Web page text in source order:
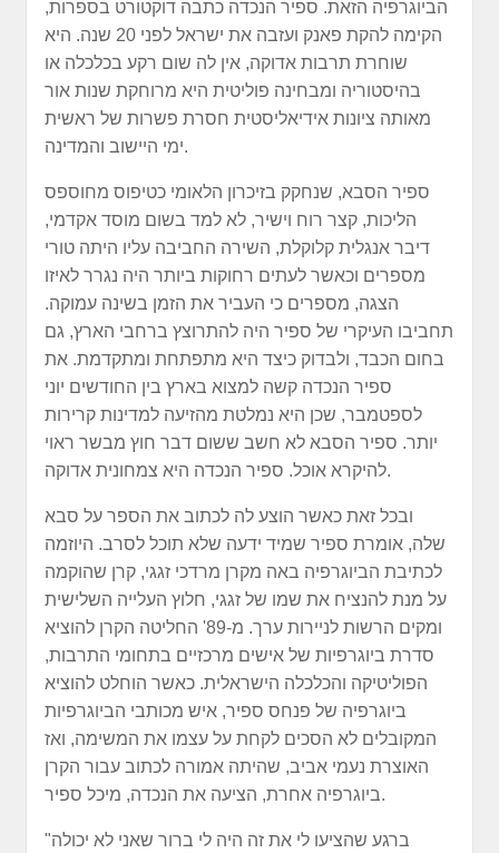
הביוגרפיה הזאת. ספיר הנכדה כתבה דוקטורט בספרות,
הקימה להקת פאנק ועזבה את ישראל לפני 20 שנה. היא
שוחרת תרבות אדוקה, אין לה שום רקע בכלכלה או
בהיסטוריה ומבחינה פוליטית היא מרוחקת שנות אור
מאותה ציונות אידיאליסטית חסרת פשרות של ראשית
ימי היישוב והמדינה.
ספיר הסבא, שנחקק בזיכרון הלאומי כטיפוס מחוספס
הליכות, קצר רוח וישיר, לא למד בשום מוסד אקדמי,
דיבר אנגלית קלוקלת, השירה החביבה עליו היתה טורי
מספרים וכאשר לעתים רחוקות ביותר היה נגרר לאיזו
הצגה, מספרים כי העביר את הזמן בשינה עמוקה.
תחביבו העיקרי של ספיר היה להתרוצץ ברחבי הארץ, גם
בחום הכבד, ולבדוק כיצד היא מתפתחת ומתקדמת. את
ספיר הנכדה קשה למצוא בארץ בין החודשים יוני
לספטמבר, שכן היא נמלטת מהזיעה למדינות קרירות
יותר. ספיר הסבא לא חשב ששום דבר חוץ מבשר ראוי
להיקרא אוכל. ספיר הנכדה היא צמחונית אדוקה.
ובכל זאת כאשר הוצע לה לכתוב את הספר על סבא
שלה, אומרת ספיר שמיד ידעה שלא תוכל לסרב. היוזמה
לכתיבת הביוגרפיה באה מקרן מרדכי זגגי, קרן שהוקמה
על מנת להנציח את שמו של זגגי, חלוץ העלייה השלישית
ומקים הרשות לניירות ערך. מ-89' החליטה הקרן להוציא
סדרת ביוגרפיות של אישים מרכזיים בתחומי התרבות,
הפוליטיקה והכלכלה הישראלית. כאשר הוחלט להוציא
ביוגרפיה של פנחס ספיר, איש מכותבי הביוגרפיות
המקובלים לא הסכים לקחת על עצמו את המשימה, ואז
האוצרת נעמי אביב, שהיתה אמורה לכתוב עבור הקרן
ביוגרפיה אחרת, הציעה את הנכדה, מיכל ספיר.
"ברגע שהציעו לי את זה היה לי ברור שאני לא יכולה